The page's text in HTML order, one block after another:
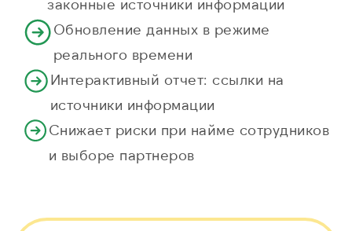
законные источники информации
Обновление данных в режиме
реального времени
Интерактивный отчет: ссылки на
источники информации
Снижает риски при найме сотрудников
и выборе партнеров